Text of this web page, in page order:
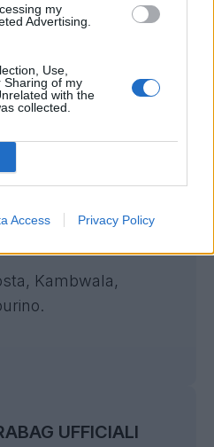
my
Advertising.
Use,
Sharing of my
with the
collected.
Access Privacy Policy
Grimaldo - Tilmann,
Tapsoba,
Pau Navarro,
Diatta - Pepe,
Kambwala,
UFFICIALI